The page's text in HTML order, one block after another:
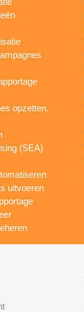
opzetten,
(SEA)
uitvoeren